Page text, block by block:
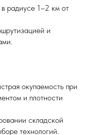
радиусе 1–2 км от
и
окупаемость при
и плотности
складской
технологий.